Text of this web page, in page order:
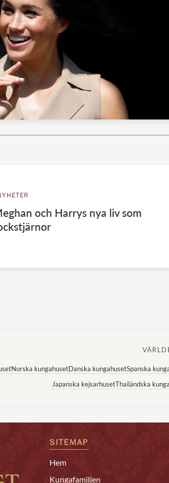
och Harrys nya liv som
Norska kungahusetDanska kungahusetSpanska
Japanska kejsarhusetThailändska
SITEMAP
Hem
Kungafamiljen